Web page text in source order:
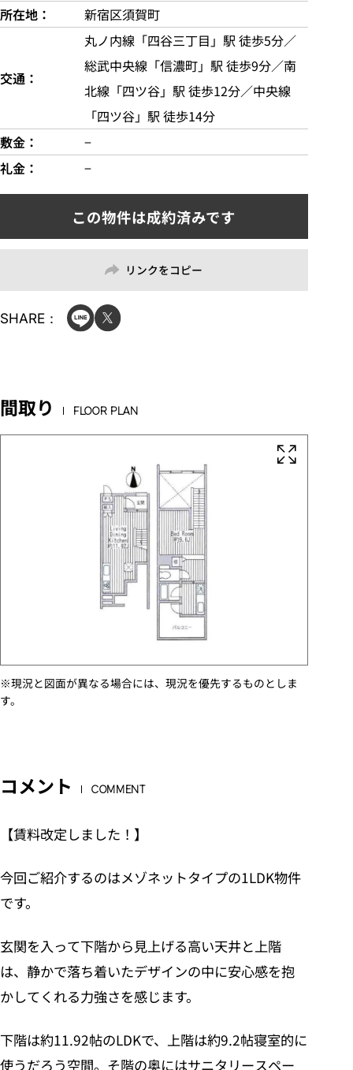
所在地 新宿区須賀町
交通
丸ノ内線「四谷三丁目」駅 徒歩5分／
総武中央線「信濃町」駅 徒歩9分／南
北線「四ツ谷」駅 徒歩12分／中央線
「四ツ谷」駅 徒歩14分
敷金
−
礼金
−
リンクをコピー
SHARE：
間取り FLOOR PLAN
※現況と図面が異なる場合には、現況を優先するものとしま
す。
コメント COMMENT
【賃料改定しました！】
今回ご紹介するのはメゾネットタイプの1LDK物件
です。
玄関を入って下階から見上げる高い天井と上階
は、静かで落ち着いたデザインの中に安心感を抱
かしてくれる力強さを感じます。
下階は約11.92帖のLDKで、上階は約9.2帖寝室的に
使うだろう空間。そ階の奥にはサニタリースペー